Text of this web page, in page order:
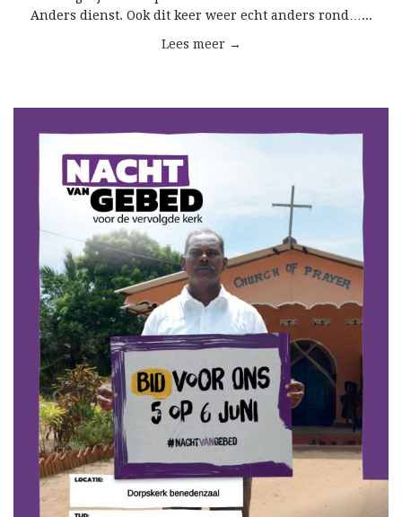
Anders dienst. Ook dit keer weer echt anders rond…...
Lees meer →